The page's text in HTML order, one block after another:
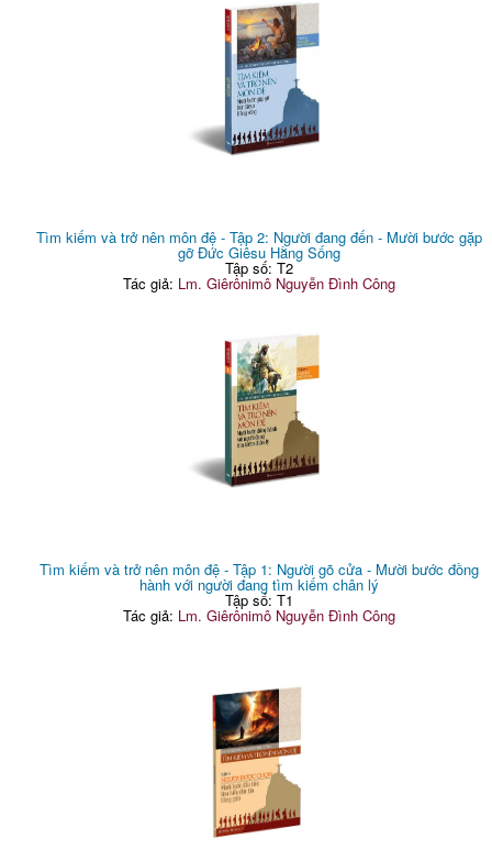
Tìm kiếm và trở nên môn đệ - Tập 2: Người đang đến - Mười bước gặp
gỡ Đức Giêsu Hằng Sống
Tập số: T2
Tác giả: Lm. Giêrônimô Nguyễn Đình Công
Tìm kiếm và trở nên môn đệ - Tập 1: Người gõ cửa - Mười bước đồng
hành với người đang tìm kiếm chân lý
Tập số: T1
Tác giả: Lm. Giêrônimô Nguyễn Đình Công